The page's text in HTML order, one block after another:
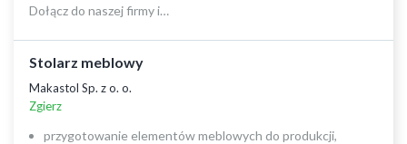
Dołącz do naszej firmy i…
Stolarz meblowy
Makastol Sp. z o. o.
Zgierz
przygotowanie elementów meblowych do produkcji,